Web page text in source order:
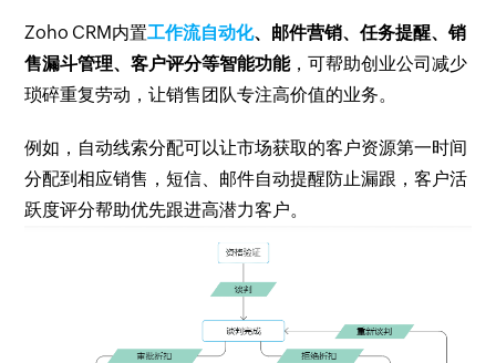
Zoho CRM内置工作流自动化、邮件营销、任务提醒、销
售漏斗管理、客户评分等智能功能，可帮助创业公司减少
琐碎重复劳动，让销售团队专注高价值的业务。
例如，自动线索分配可以让市场获取的客户资源第一时间
分配到相应销售，短信、邮件自动提醒防止漏跟，客户活
跃度评分帮助优先跟进高潜力客户。